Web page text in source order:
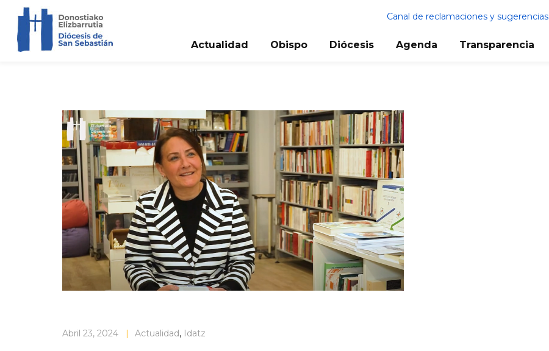
Canal de reclamaciones y sugerencias
Actualidad Obispo Diócesis Agenda Transparencia
Abril 23, 2024 | Actualidad, Idatz